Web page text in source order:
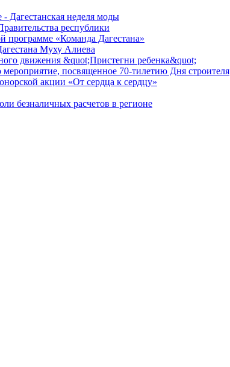
Дагестанская неделя моды
республики
программе «Команда Дагестана»
Муху Алиева
движения &quot;Пристегни ребенка&quot;
посвященное 70-тилетию Дня строителя
акции «От сердца к сердцу»
безналичных расчетов в регионе